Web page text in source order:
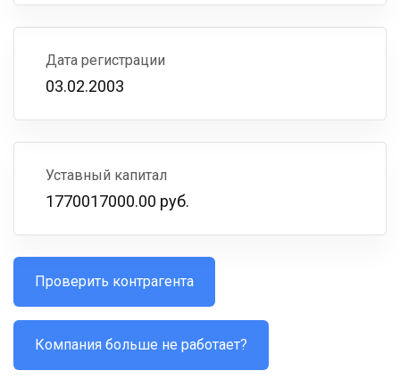
Дата регистрации
03.02.2003
Уставный капитал
1770017000.00 руб.
Проверить контрагента
Компания больше не работает?